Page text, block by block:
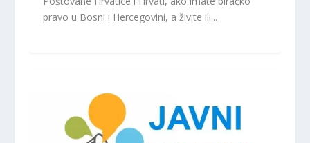
pravo u Bosni i Hercegovini, a živite ili...